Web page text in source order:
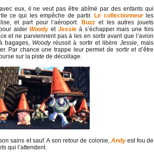
eux, il ne veut pas être abîmé par des enfants qui
ce qui les empêche de partir. Le collectionneurles
et part pour l’aéroport.
Buzz et les autres jouets
aiderWoody etJessie à s’échapper mais une fois
et ne parviennent pas à les en sortir avant que l’avion
bagages, Woodyréussit à sortir et libère Jessie, mais
Par chance une trappe leur permet de sortir et d’être
sur la piste de décollage.
sains et sauf. A son retour de colonie, Andy est fou de
qui l’attendent.